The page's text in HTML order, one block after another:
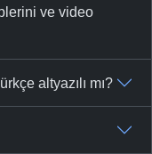
ve video
altyazılı mı?